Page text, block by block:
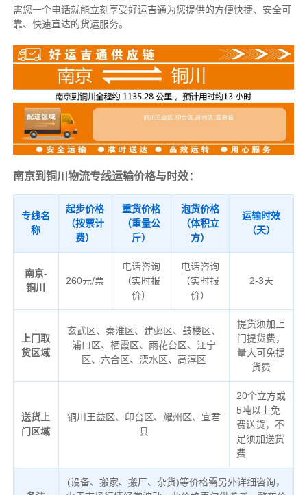
需您一个电话就能立刻享受好运吉通为您提供的方便快捷、安全可
靠、快速直达的货运服务。
南京到铜川物流专线运输价格与时效：
专线名
称
起步价格
（按票计
费）
重货价格
（重量公
斤）
泡货价格
（体积立
方）
运输时效
（天）
南京-
铜川
260元/票
电话咨询
（实时报
价）
电话咨询
（实时报
价）
2-3天
上门取
货区域
玄武区、秦淮区、建邺区、鼓楼区、
浦口区、栖霞区、雨花台区、江宁
区、六合区、溧水区、高淳区
提货须加上
门提货费，
量大可免提
货费
送货上
门区域
铜川王益区、印台区、耀州区、宜君
县
20个立方或
5吨以上免
费送货，不
足须加送货
费
(设备、搬家、搬厂、杂货)等价格需另外详细咨询，